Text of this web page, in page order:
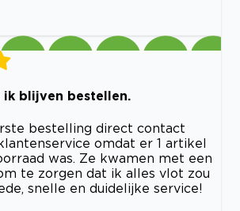
ik blijven bestellen.
bestelling direct contact
omdat er 1 artikel
was. Ze kwamen met een
te zorgen dat ik alles vlot zou
snelle en duidelijke service!